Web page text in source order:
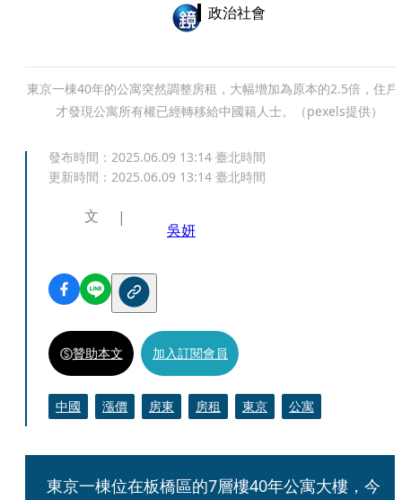
政治社會
東京一棟40年的公寓突然調整房租，大幅增加為原本的2.5倍，住戶
才發現公寓所有權已經轉移給中國籍人士。（pexels提供）
發布時間： 2025.06.09 13:14 臺北時間
更新時間： 2025.06.09 13:14 臺北時間
文
吳妍
贊助本文 加入訂閱會員
中國 漲價 房東 房租 東京 公寓
東京一棟位在板橋區的7層樓40年公寓大樓，今